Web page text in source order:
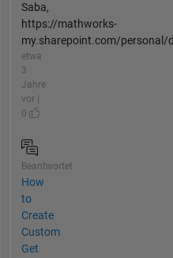
Saba,
https://mathworks-
my.sharepoint.com/personal/
etwa
3
Jahre
vor |
0
Beantwortet
How
to
Create
Custom
Get